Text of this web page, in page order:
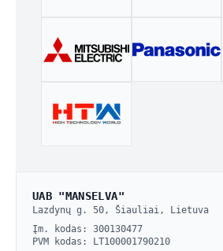
UAB "MANSELVA"
Adresas:
Lazdynų g. 50, Šiauliai, Lietuva
Įm. kodas: 300130477
PVM kodas:
LT100001790210